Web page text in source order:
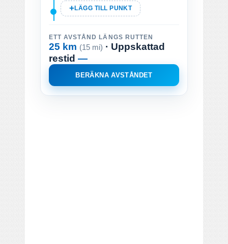
LÄGG TILL PUNKT
ETT AVSTÅND LÄNGS RUTTEN
25 km (15 mi) · Uppskattad
restid —
BERÄKNA AVSTÅNDET